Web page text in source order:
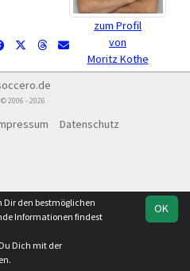
zum Profil
von
Moritz Kothe
© 2006 - 2026
Datenschutz
OK
Dir den bestmöglichen
Informationen findest
Dich mit der